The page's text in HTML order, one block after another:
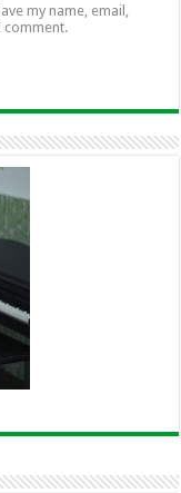
my name, email,
comment.